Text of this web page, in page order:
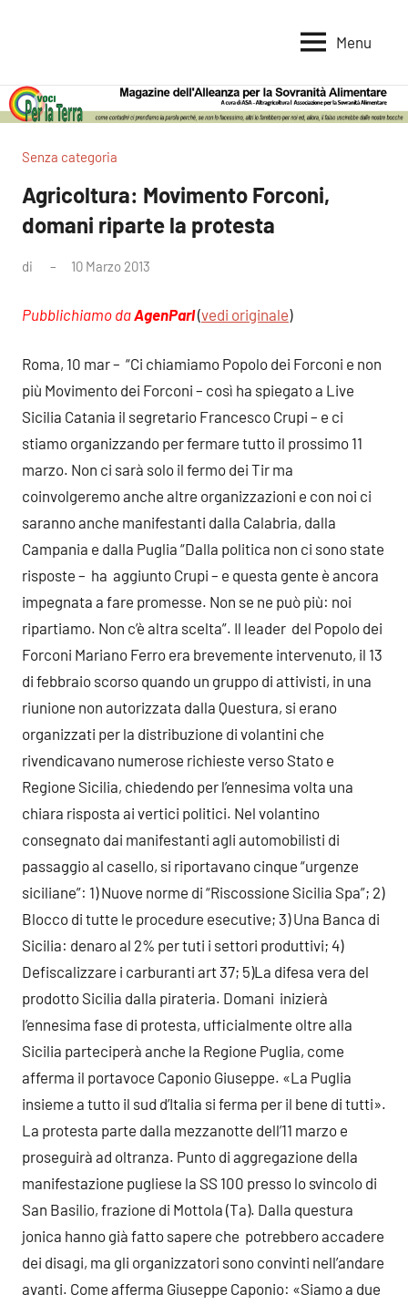
per
la
Terra
per
la
Alimentare
Menu
Senza categoria
Agricoltura: Movimento Forconi,
domani riparte la protesta
di 10 Marzo 2013
Pubblichiamo da AgenParl(vedi originale)
Roma, 10 mar – “Ci chiamiamo Popolo dei Forconi e non
più Movimento dei Forconi – così ha spiegato a Live
Sicilia Catania il segretario Francesco Crupi – e ci
stiamo organizzando per fermare tutto il prossimo 11
marzo. Non ci sarà solo il fermo dei Tir ma
coinvolgeremo anche altre organizzazioni e con noi ci
saranno anche manifestanti dalla Calabria, dalla
Campania e dalla Puglia “Dalla politica non ci sono state
risposte – ha aggiunto Crupi – e questa gente è ancora
impegnata a fare promesse. Non se ne può più: noi
ripartiamo. Non c’è altra scelta”. Il leader del Popolo dei
Forconi Mariano Ferro era brevemente intervenuto, il 13
di febbraio scorso quando un gruppo di attivisti, in una
riunione non autorizzata dalla Questura, si erano
organizzati per la distribuzione di volantini che
rivendicavano numerose richieste verso Stato e
Regione Sicilia, chiedendo per l’ennesima volta una
chiara risposta ai vertici politici. Nel volantino
consegnato dai manifestanti agli automobilisti di
passaggio al casello, si riportavano cinque “urgenze
siciliane”: 1) Nuove norme di “Riscossione Sicilia Spa”; 2)
Blocco di tutte le procedure esecutive; 3) Una Banca di
Sicilia: denaro al 2% per tuti i settori produttivi; 4)
Defiscalizzare i carburanti art 37; 5)La difesa vera del
prodotto Sicilia dalla pirateria. Domani inizierà
l’ennesima fase di protesta, ufficialmente oltre alla
Sicilia parteciperà anche la Regione Puglia, come
afferma il portavoce Caponio Giuseppe. «La Puglia
insieme a tutto il sud d’Italia si ferma per il bene di tutti».
La protesta parte dalla mezzanotte dell’11 marzo e
proseguirà ad oltranza. Punto di aggregazione della
manifestazione pugliese la SS 100 presso lo svincolo di
San Basilio, frazione di Mottola (Ta). Dalla questura
jonica hanno già fatto sapere che potrebbero accadere
dei disagi, ma gli organizzatori sono convinti nell’andare
avanti. Come afferma Giuseppe Caponio: «Siamo a due